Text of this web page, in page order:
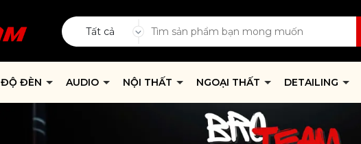
Tất cả
ĐỘ ĐÈN AUDIO NỘI THẤT NGOẠI THẤT DETAILING